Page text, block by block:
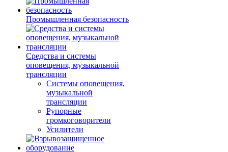
Промышленная безопасность
Средства и системы
оповещения, музыкальной
трансляции
Системы оповещения,
музыкальной
трансляции
Рупорные
громкоговорители
Усилители